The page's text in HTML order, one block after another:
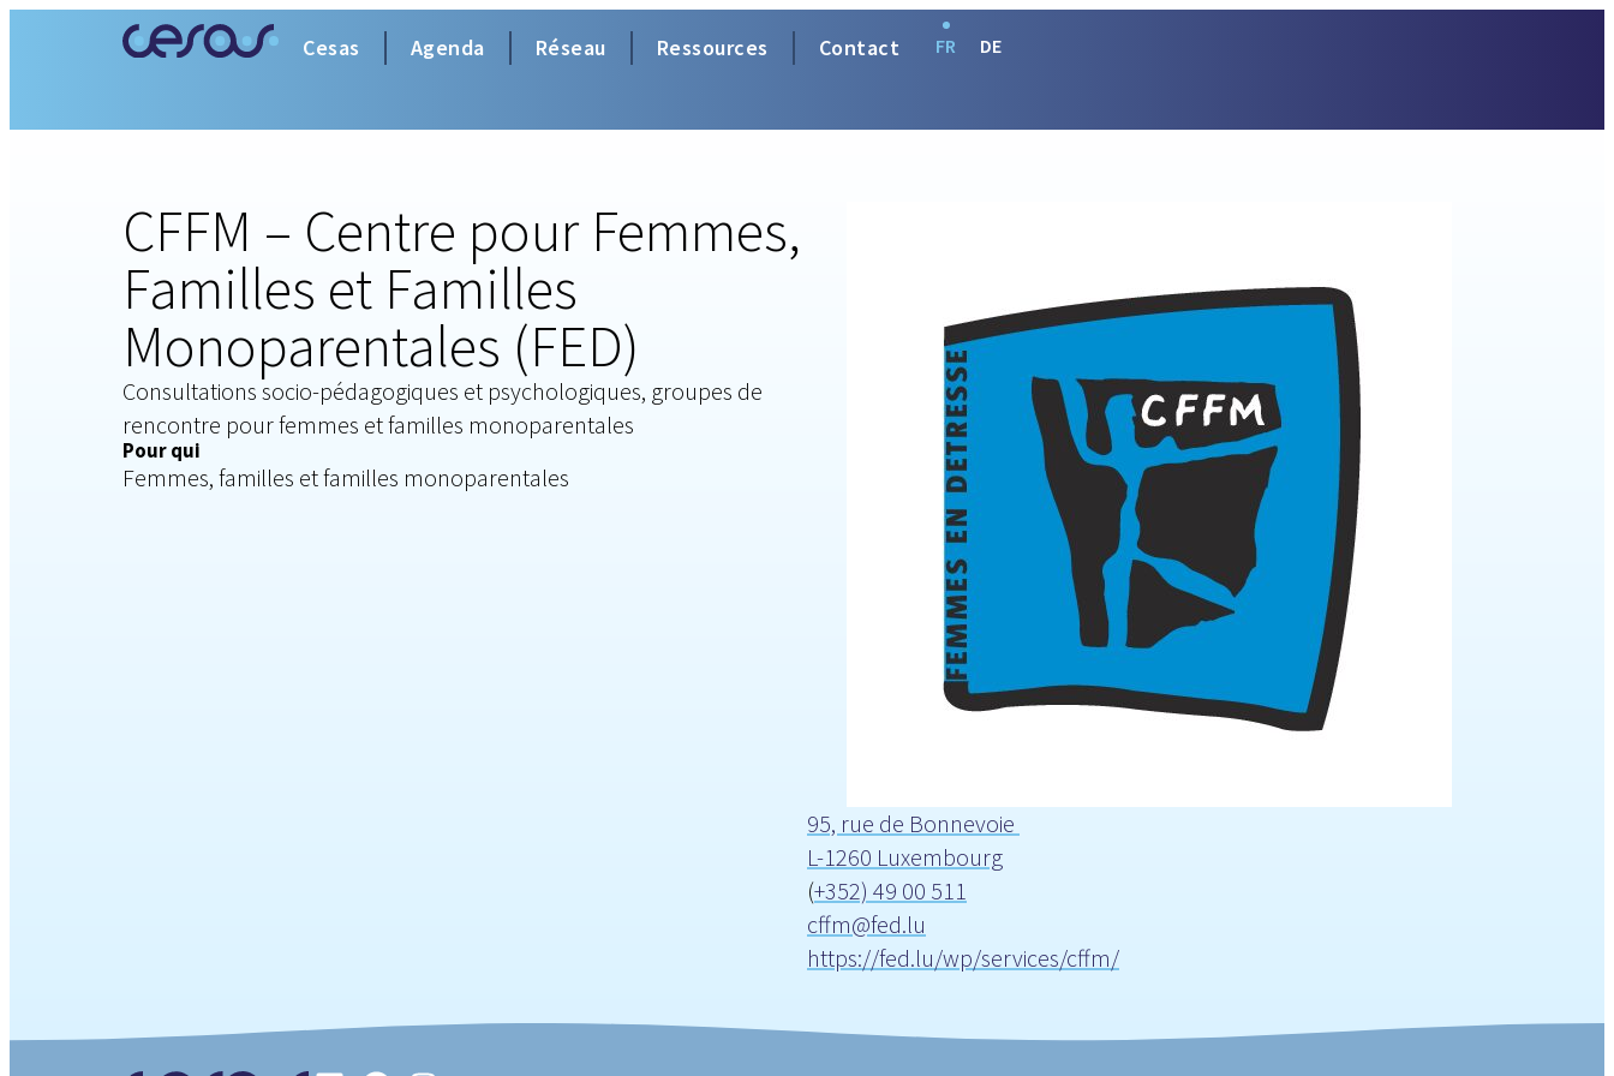
Cesas Agenda Réseau Ressources Contact FR DE
CFFM – Centre pour Femmes,
Familles et Familles
Monoparentales (FED)
Consultations socio-pédagogiques et psychologiques, groupes de
rencontre pour femmes et familles monoparentales
Pour qui
Femmes, familles et familles monoparentales
95, rue de Bonnevoie
L-1260 Luxembourg
(+352) 49 00 511
cffm@fed.lu
https://fed.lu/wp/services/cffm/